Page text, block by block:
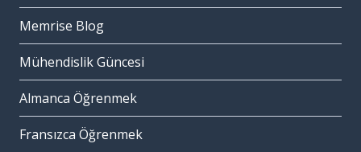
Memrise Blog
Mühendislik Güncesi
Almanca Öğrenmek
Fransızca Öğrenmek